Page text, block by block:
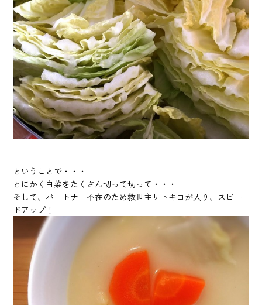
ということで・・・
とにかく白菜をたくさん切って切って・・・
そして、パートナー不在のため救世主サトキヨが入り、スピー
ドアップ！